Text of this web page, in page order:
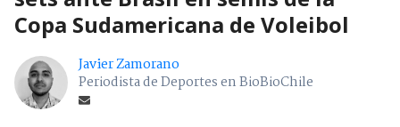
Copa Sudamericana de Voleibol
Javier Zamorano
Periodista de Deportes en BioBioChile